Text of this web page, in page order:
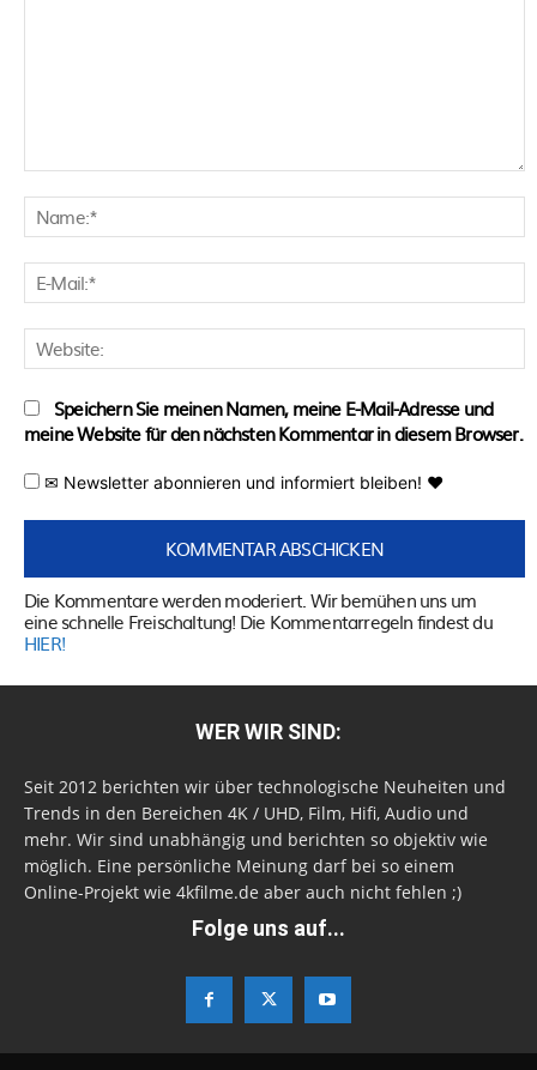
Speichern Sie meinen Namen, meine E-Mail-Adresse und
meine Website für den nächsten Kommentar in diesem Browser.
✉ Newsletter abonnieren und informiert bleiben! ♥
Die Kommentare werden moderiert. Wir bemühen uns um
eine schnelle Freischaltung! Die Kommentarregeln findest du
HIER!
WER WIR SIND:
Seit 2012 berichten wir über technologische Neuheiten und
Trends in den Bereichen 4K / UHD, Film, Hifi, Audio und
mehr. Wir sind unabhängig und berichten so objektiv wie
möglich. Eine persönliche Meinung darf bei so einem
Online-Projekt wie 4kfilme.de aber auch nicht fehlen ;)
Folge uns auf...